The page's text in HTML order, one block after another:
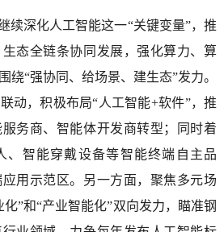
续深化人工智能这一“关键变量”，推
态全链条协同发展，强化算力、算
绕“强协同、给场景、建生态”发力。
动，积极布局“人工智能+软件”，推
务商、智能体开发商转型；同时着
、智能穿戴设备等智能终端自主品
用示范区。另一方面，聚焦多元场
”和“产业智能化”双向发力，瞄准钢